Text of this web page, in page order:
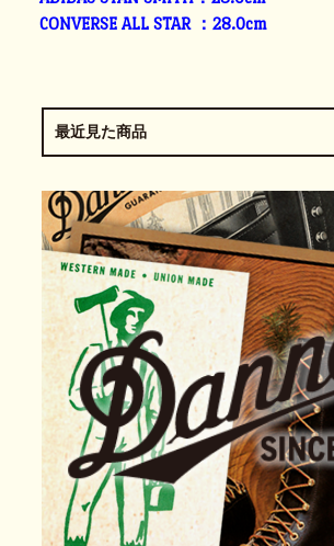
CONVERSE ALL STAR ：28.0cm
最近見た商品